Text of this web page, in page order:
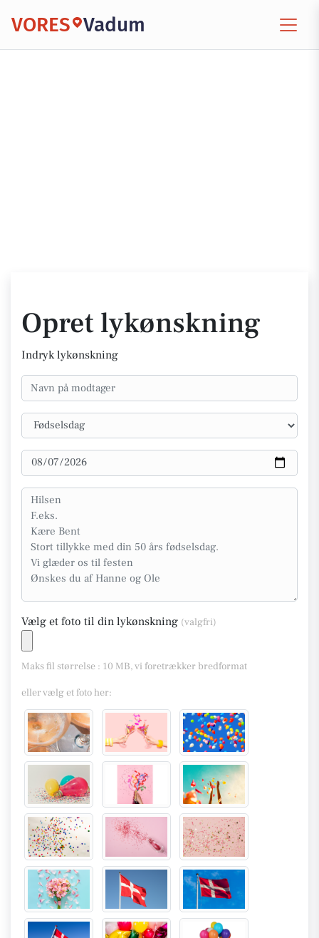
VORES Vadum
Opret lykønskning
Indryk lykønskning
Vælg et foto til din lykønskning (valgfri)
Maks fil størrelse : 10 MB, vi foretrækker bredformat
eller vælg et foto her: